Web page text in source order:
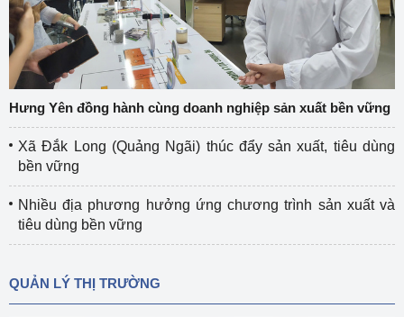
Hưng Yên đồng hành cùng doanh nghiệp sản xuất bền vững
Xã Đắk Long (Quảng Ngãi) thúc đẩy sản xuất, tiêu dùng
bền vững
Nhiều địa phương hưởng ứng chương trình sản xuất và
tiêu dùng bền vững
QUẢN LÝ THỊ TRƯỜNG